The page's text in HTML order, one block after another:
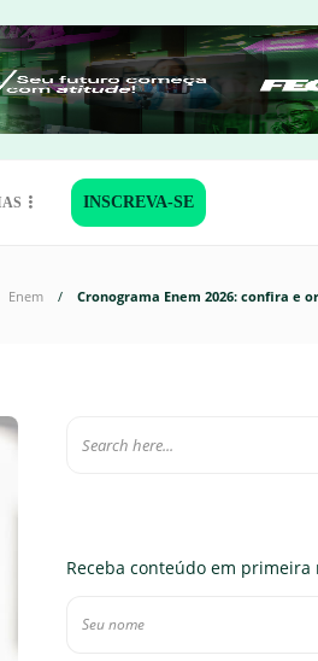
INSCREVA-SE
Enem Cronograma Enem 2026: confira e
Receba conteúdo em primeira